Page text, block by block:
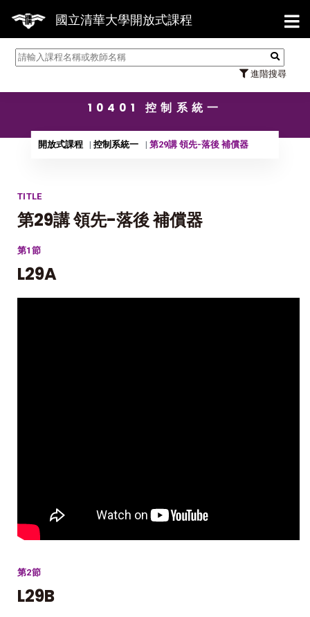
國立清華大學開放式課程
進階搜尋
【7/31】114學年度第
10401 控制系統一
開放式課程 控制系統一 第29講 領先-落後 補償器
TITLE
第29講 領先-落後 補償器
第1節
L29A
第2節
L29B